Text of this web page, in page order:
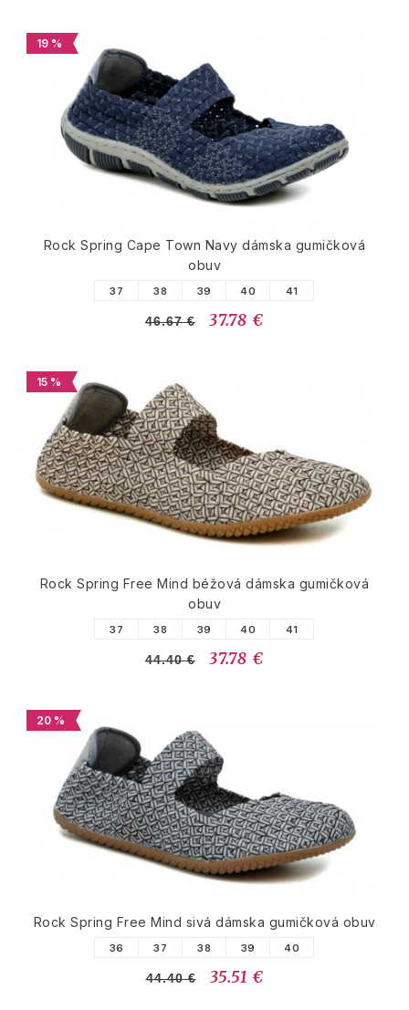
19 %
Rock Spring Cape Town Navy dámska gumičková
obuv
37 38 39 40 41
46.67 € 37.78 €
15 %
Rock Spring Free Mind béžová dámska gumičková
obuv
37 38 39 40 41
44.40 € 37.78 €
20 %
Rock Spring Free Mind sivá dámska gumičková obuv
36 37 38 39 40
44.40 € 35.51 €